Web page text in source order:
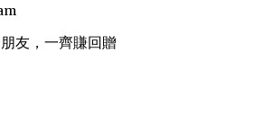
友，一齊賺回贈